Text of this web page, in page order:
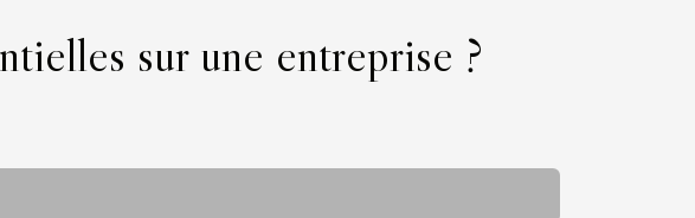
sur une entreprise ?